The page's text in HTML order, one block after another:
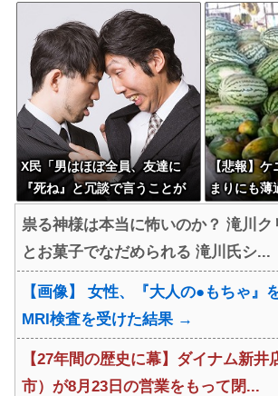
X民「男はほぼ全員、友達に
『死ね』と冗談で言うことが
【悲報】
まりにも
祟る神様は本当に怖いのか？ 滝川ク
とお菓子でなだめられる 滝川氏シ...
【画像】 女性、『大人の●もちゃ』
MRI検査を受けた結果 →
【27年間の歴史に幕】ダイナム新井
市）が8月23日の営業をもって閉...